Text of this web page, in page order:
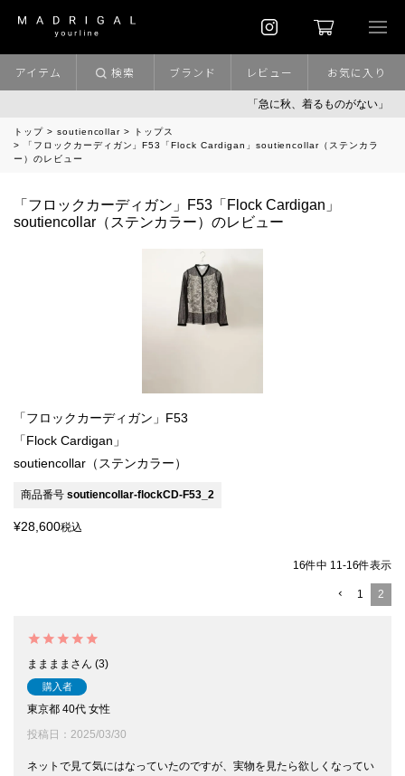
「急に秋、着るものがない」
アイテム 検索 ブランド レビュー お気に入り
トップ soutiencollar
トップス
「フロックカーディガン」F53「Flock Cardigan」soutiencollar（ステンカラ
ー）のレビュー
「フロックカーディガン」F53「Flock Cardigan」
soutiencollar（ステンカラー）のレビュー
「フロックカーディガン」F53
「Flock Cardigan」
soutiencollar（ステンカラー）
商品番号 soutiencollar-flockCD-F53_2
¥28,600税込
16件中 11-16件表示
1 2
まままま 3
購入者
東京都 40代 女性
投稿日
2025/03/30
ネットで見て気にはなっていたのですが、実物を見たら欲しくなってい